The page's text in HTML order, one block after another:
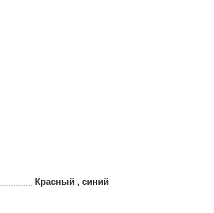
Красный , синий